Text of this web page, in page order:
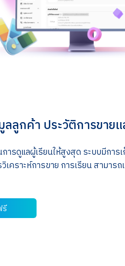
ลูกค้า ประวัติการขายแ
ารดูแลผู้เรียนให้สูงสุด ระบบมีการ
เคราะห์การขาย การเรียน สามารถ
รี